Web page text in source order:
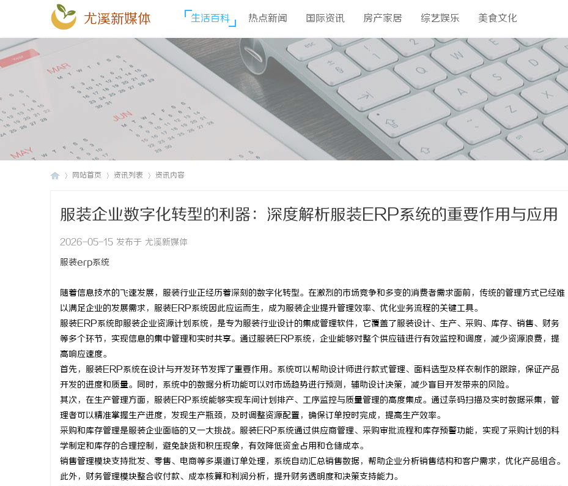
尤溪新媒体 生活百科 热点新闻 国际资讯 房产家居 综艺娱乐 美食文化
网站首页 资讯列表 资讯内容
服装企业数字化转型的利器：深度解析服装ERP系统的重要作用与应用
2026-05-15 发布于 尤溪新媒体
服装erp系统
随着信息技术的飞速发展，服装行业正经历着深刻的数字化转型。在激烈的市场竞争和多变的消费者需求面前，传统的管理方式已经难
以满足企业的发展需求，服装ERP系统因此应运而生，成为服装企业提升管理效率、优化业务流程的关键工具。
服装ERP系统即服装企业资源计划系统，是专为服装行业设计的集成管理软件，它覆盖了服装设计、生产、采购、库存、销售、财务
等多个环节，实现信息的集中管理和实时共享。通过服装ERP系统，企业能够对整个供应链进行有效监控和调度，减少资源浪费，提
高响应速度。
首先，服装ERP系统在设计与开发环节发挥了重要作用。系统可以帮助设计师进行款式管理、面料选型及样衣制作的跟踪，保证产品
开发的进度和质量。同时，系统中的数据分析功能可以对市场趋势进行预测，辅助设计决策，减少盲目开发带来的风险。
其次，在生产管理方面，服装ERP系统能够实现车间计划排产、工序监控与质量管理的高度集成。通过条码扫描及实时数据采集，管
理者可以精准掌握生产进度，发现生产瓶颈，及时调整资源配置，确保订单按时完成，提高生产效率。
采购和库存管理是服装企业面临的又一大挑战。服装ERP系统通过供应商管理、采购审批流程和库存预警功能，实现了采购计划的科
学制定和库存的合理控制，避免缺货和积压现象，有效降低资金占用和仓储成本。
销售管理模块支持批发、零售、电商等多渠道订单处理，系统自动汇总销售数据，帮助企业分析销售结构和客户需求，优化产品组合。
此外，财务管理模块整合收付款、成本核算和利润分析，提升财务透明度和决策支持能力。